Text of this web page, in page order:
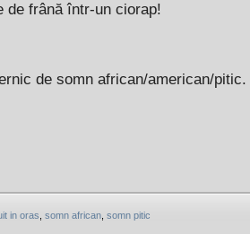
de frână într-un ciorap!
de somn african/american/pitic.
in oras somn african somn pitic